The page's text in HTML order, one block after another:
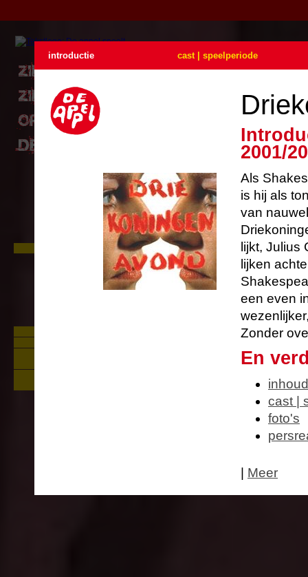
Zie De Appel buiten
In juni gaan we naar buiten. Drie
locatievoorstellingen op loopafstand
van elkaar. Met één kaartje kunt u
drie voorstellingen zien.
introductie cast | speelperiode
2001/
Als
is hij als
van
lijkt, Julius
lijken
een even
Zonder
En
inhoud
cast |
foto's
Meer